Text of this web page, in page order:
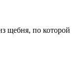
щебня, по которой